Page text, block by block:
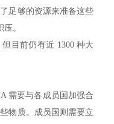
足够的资源来准备这些
。
目前仍有近 1300 种大
需要与各成员国加强合
物质。成员国则需要立